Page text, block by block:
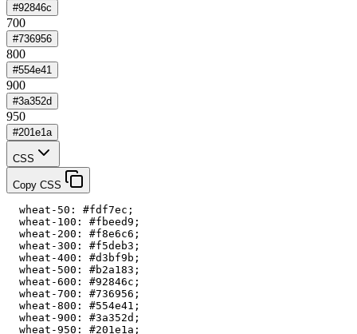
#92846c
700
#736956
800
#554e41
900
#3a352d
950
#201e1a
CSS
Copy CSS
  wheat-50: #fdf7ec;
  wheat-100: #fbeed9;
  wheat-200: #f8e6c6;
  wheat-300: #f5deb3;
  wheat-400: #d3bf9b;
  wheat-500: #b2a183;
  wheat-600: #92846c;
  wheat-700: #736956;
  wheat-800: #554e41;
  wheat-900: #3a352d;
  wheat-950: #201e1a;